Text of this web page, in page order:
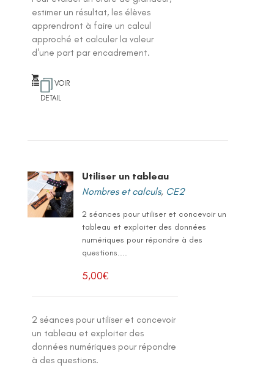
estimer un résultat, les élèves
apprendront à faire un calcul
approché et calculer la valeur
d'une part par encadrement.
VOIR
DETAIL
Utiliser un tableau
Nombres et calculs, CE2
2 séances pour utiliser et concevoir un
tableau et exploiter des données
numériques pour répondre à des
questions....
5,00€
2 séances pour utiliser et concevoir
un tableau et exploiter des
données numériques pour répondre
à des questions.